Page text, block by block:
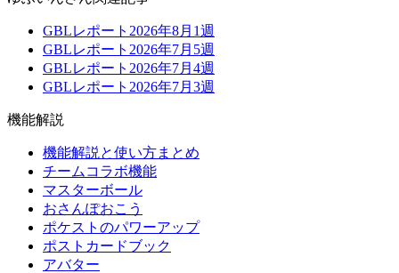
GBLレポート2026年8月1週
GBLレポート2026年7月5週
GBLレポート2026年7月4週
GBLレポート2026年7月3週
機能解説
機能解説と使い方まとめ
チームコラボ機能
マスターボール
おさんぽおこう
ポケストのパワーアップ
ポストカードブック
アバター